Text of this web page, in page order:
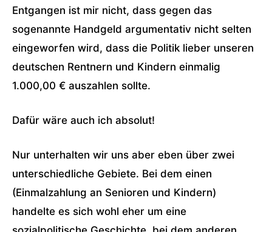
Entgangen ist mir nicht, dass gegen das
sogenannte Handgeld argumentativ nicht selten
eingeworfen wird, dass die Politik lieber unseren
deutschen Rentnern und Kindern einmalig
1.000,00 € auszahlen sollte.
Dafür wäre auch ich absolut!
Nur unterhalten wir uns aber eben über zwei
unterschiedliche Gebiete. Bei dem einen
(Einmalzahlung an Senioren und Kindern)
handelte es sich wohl eher um eine